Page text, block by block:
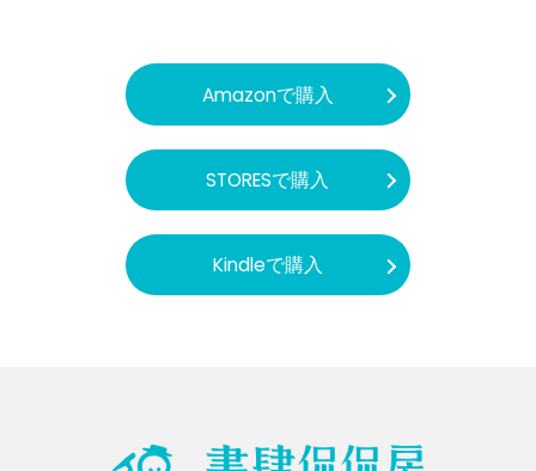
Amazonで購入
STORESで購入
Kindleで購入